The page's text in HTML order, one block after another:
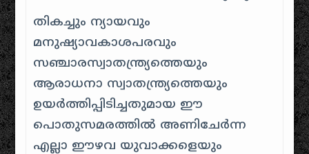
തികച്ചും ന്യായവും
മനുഷ്യാവകാശപരവും
സഞ്ചാരസ്വാതന്ത്ര്യത്തെയും
ആരാധനാ സ്വാതന്ത്ര്യത്തെയും
ഉയർത്തിപ്പിടിച്ചതുമായ ഈ
പൊതുസമരത്തിൽ അണിചേർന്ന
എല്ലാ ഈഴവ യുവാക്കളെയും